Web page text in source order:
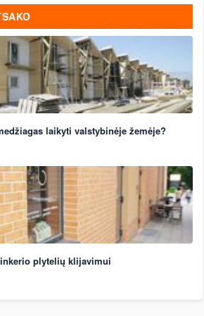
laikyti valstybinėje žemėje?
plytelių klijavimui